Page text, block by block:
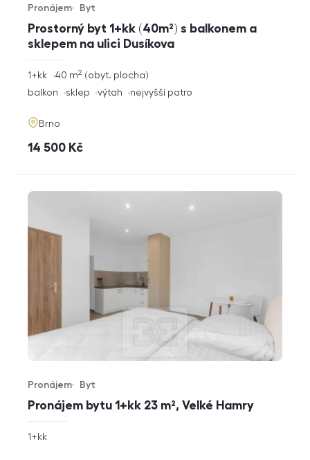
Prostorný byt 1+kk (40m²) s balkonem a
sklepem na ulici Dusíkova
Typ nabídky
Pronájem
Typ nemovitosti
Byt
rozměry
1+kk obyt. plocha
40 m2
funkce
balkon sklep výtah nejvyšší patro
adresa
Brno
cena
14 500 Kč
Pronájem bytu 1+kk 23 m², Velké Hamry
Typ nabídky
Pronájem
Typ nemovitosti
Byt
rozměry
1+kk